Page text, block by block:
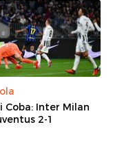
Coba: Inter Milan
2-1